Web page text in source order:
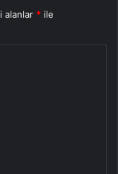
alanlar * ile